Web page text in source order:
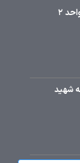
جنوبی، کوچه غدیر 4 (کوچه شهید